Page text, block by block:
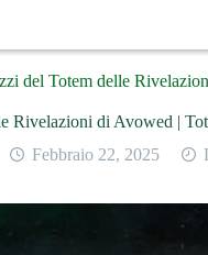
del Totem delle
Rivelazioni di Avowed |
Febbraio 22, 2025